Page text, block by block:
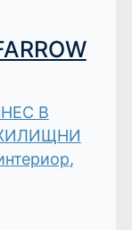
В
,